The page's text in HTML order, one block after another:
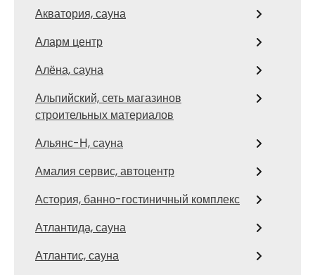
Акватория, сауна
Аларм центр
Алёна, сауна
Альпийский, сеть магазинов
строительных материалов
Альянс-Н, сауна
Амалия сервис, автоцентр
Астория, банно-гостиничный комплекс
Атлантида, сауна
Атлантис, сауна